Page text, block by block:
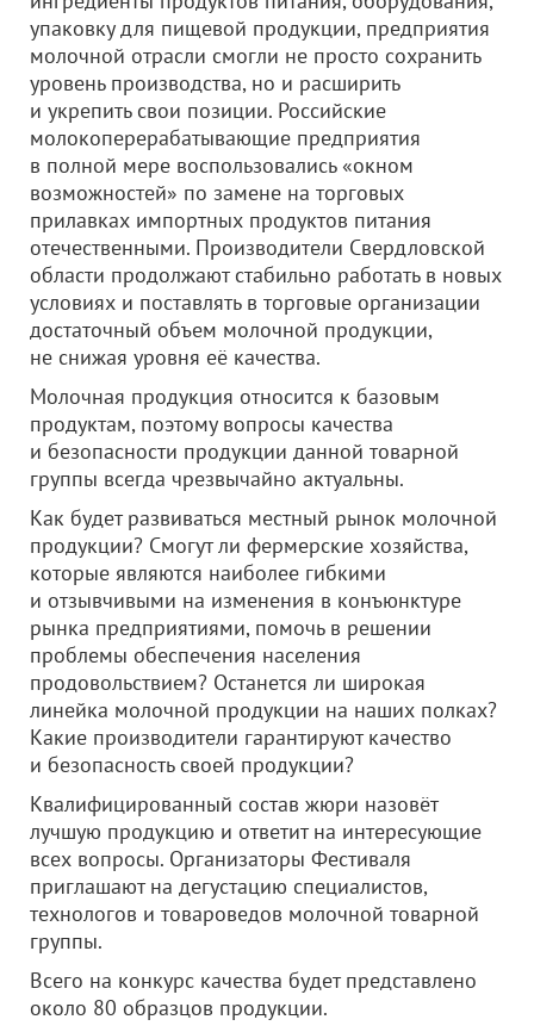
упаковку для пищевой продукции, предприятия
молочной отрасли смогли не просто сохранить
уровень производства, но и расширить
и укрепить свои позиции. Российские
молокоперерабатывающие предприятия
в полной мере воспользовались «окном
возможностей» по замене на торговых
прилавках импортных продуктов питания
отечественными. Производители Свердловской
области продолжают стабильно работать в новых
условиях и поставлять в торговые организации
достаточный объем молочной продукции,
не снижая уровня её качества.
Молочная продукция относится к базовым
продуктам, поэтому вопросы качества
и безопасности продукции данной товарной
группы всегда чрезвычайно актуальны.
Как будет развиваться местный рынок молочной
продукции? Смогут ли фермерские хозяйства,
которые являются наиболее гибкими
и отзывчивыми на изменения в конъюнктуре
рынка предприятиями, помочь в решении
проблемы обеспечения населения
продовольствием? Останется ли широкая
линейка молочной продукции на наших полках?
Какие производители гарантируют качество
и безопасность своей продукции?
Квалифицированный состав жюри назовёт
лучшую продукцию и ответит на интересующие
всех вопросы. Организаторы Фестиваля
приглашают на дегустацию специалистов,
технологов и товароведов молочной товарной
группы.
Всего на конкурс качества будет представлено
около 80 образцов продукции.